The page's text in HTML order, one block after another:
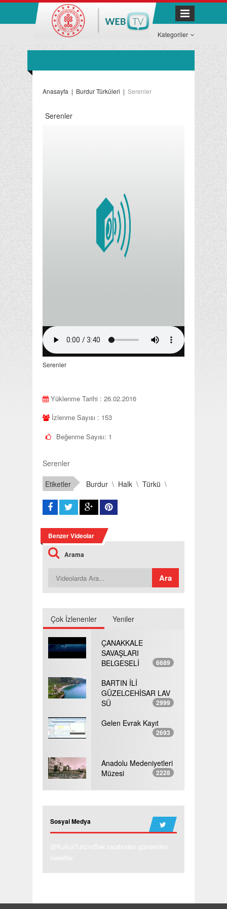
Kategoriler
Anasayfa | Burdur Türküleri | Serenler
Serenler
Serenler
Yüklenme Tarihi : 26.02.2016
İzlenme Sayısı : 153
Beğenme Sayısı: 1
Serenler
Etiketler Burdur \ Halk \ Türkü \
Benzer Videolar
Arama
Çok İzlenenler Yeniler
ÇANAKKALE
SAVAŞLARI
BELGESELİ
6689
BARTIN İLİ
GÜZELCEHİSAR LAV
SÜ
2999
Gelen Evrak Kayıt
2693
Anadolu Medeniyetleri
Müzesi
2228
Sosyal Medya
@KulturTurizmBak tarafından gönderilen
tweetler